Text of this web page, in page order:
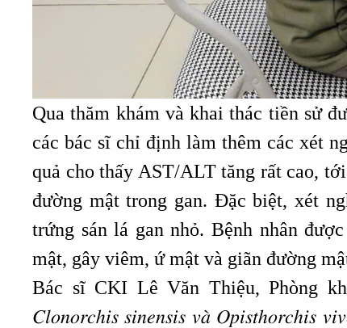
Qua thăm khám và khai thác tiền sử
các bác sĩ chỉ định làm thêm các xét
quả cho thấy AST/ALT tăng rất cao,
đường mật trong gan. Đặc biệt, xét
trứng sán lá gan nhỏ. Bệnh nhân
mật, gây viêm, ứ mật và giãn đường
Bác sĩ CKI Lê Văn Thiệu, Phòng
𝐶𝑙𝑜𝑛𝑜𝑟𝑐ℎ𝑖𝑠 𝑠𝑖𝑛𝑒𝑛𝑠𝑖𝑠 𝑣𝑎̀